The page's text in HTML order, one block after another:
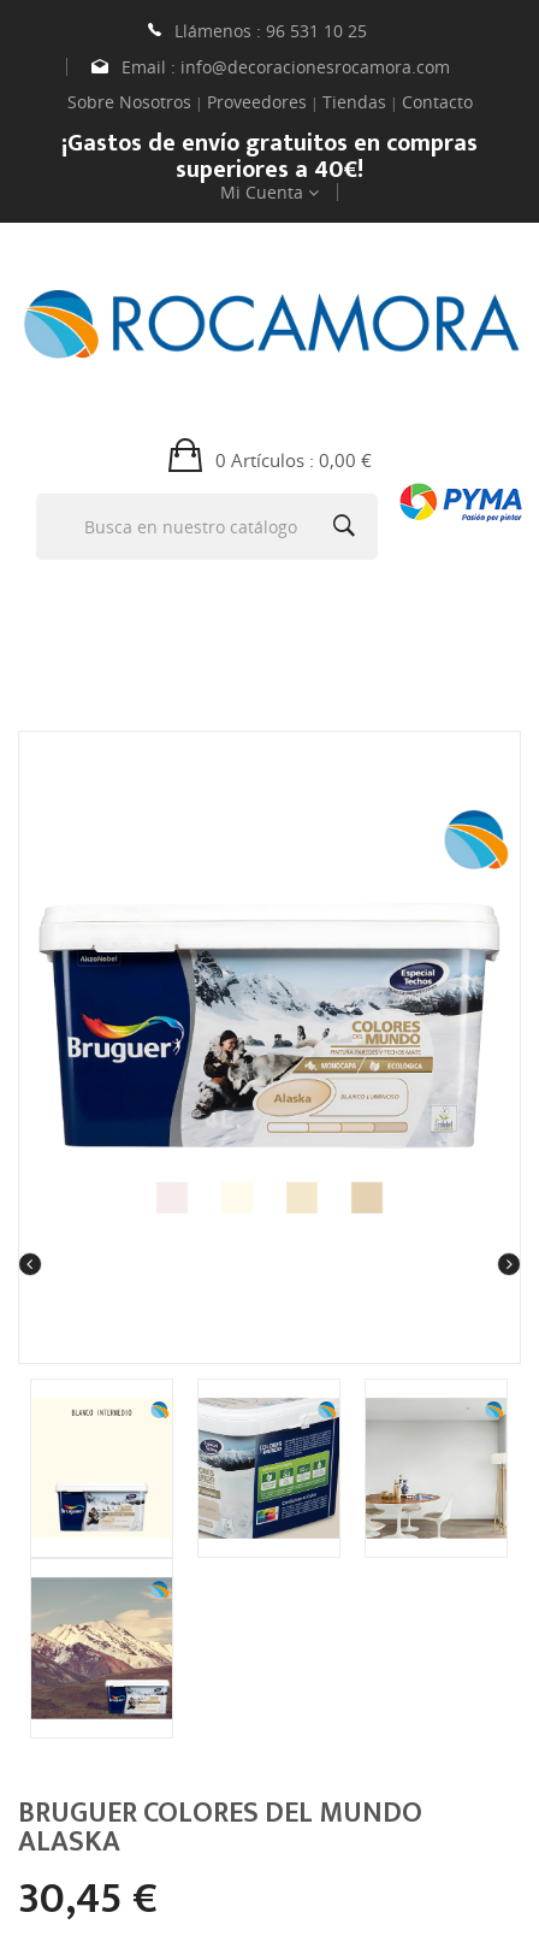
Llámenos : 96 531 10 25
Email : info@decoracionesrocamora.com
Sobre Nosotros | Proveedores | Tiendas | Contacto
¡Gastos de envío gratuitos en compras
superiores a 40€!
Mi Cuenta
0 Artículos: 0,00 €
BRUGUER COLORES DEL MUNDO
ALASKA
30,45 €